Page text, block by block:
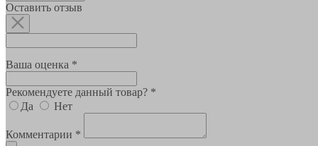
Оставить отзыв
Ваша оценка *
Рекомендуете данный товар? *
Да
Нет
Комментарии *